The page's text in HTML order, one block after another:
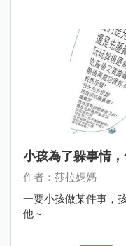
小孩為了躲事情
作者：莎拉媽媽
一要小孩做某件事，
他～